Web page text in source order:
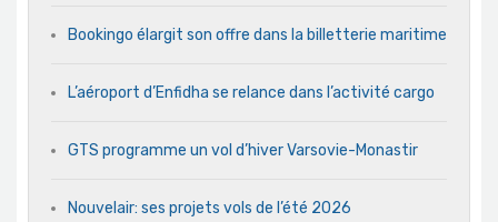
Bookingo élargit son offre dans la billetterie maritime
L’aéroport d’Enfidha se relance dans l’activité cargo
GTS programme un vol d’hiver Varsovie-Monastir
Nouvelair: ses projets vols de l’été 2026